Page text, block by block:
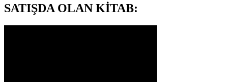
SATIŞDA OLAN KİTAB: